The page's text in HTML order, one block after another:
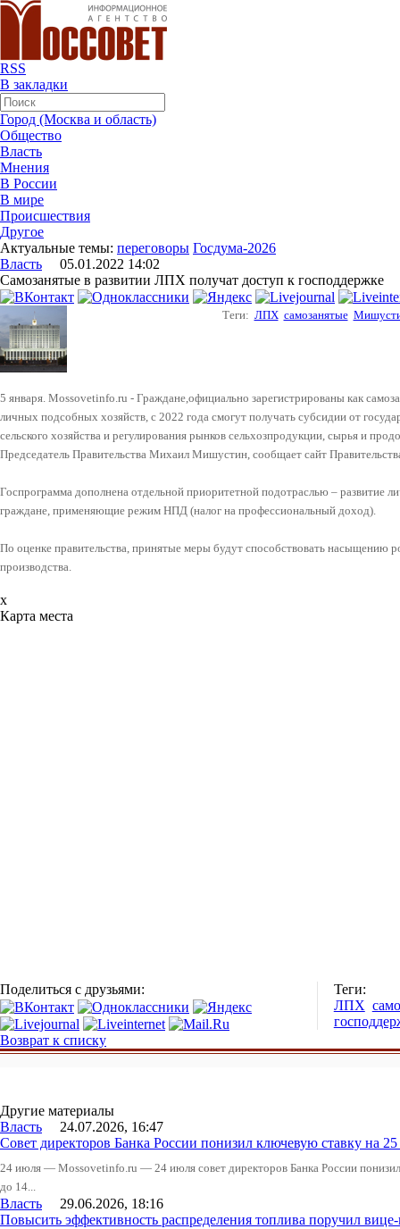
RSS
В закладки
Город (Москва и область)
Общество
Власть
Мнения
В России
В мире
Происшествия
Другое
Актуальные темы: переговоры Госдума-2026
Власть 05.01.2022 14:02
Самозанятые в развитии ЛПХ получат доступ к господдержке
Теги: ЛПХ самозанятые
5 января. Mossovetinfo.ru - Граждане,официально зарегистрированы как
личных подсобных хозяйств, с 2022 года смогут получать субсидии от
сельского хозяйства и регулирования рынков сельхозпродукции, сырья и
Председатель Правительства Михаил Мишустин, сообщает сайт
Госпрограмма дополнена отдельной приоритетной подотраслью – развитие
граждане, применяющие режим НПД (налог на профессиональный доход).
По оценке правительства, принятые меры будут способствовать насыщению
производства.
x
Карта места
Поделиться с друзьями:
Теги:
ЛПХ
Возврат к списку
Другие материалы
Власть 24.07.2026, 16:47
Совет директоров Банка России понизил ключевую ставку на
24 июля — Mossovetinfo.ru — 24 июля совет директоров Банка России
до 14...
Власть 29.06.2026, 18:16
Повысить эффективность распределения топлива поручил